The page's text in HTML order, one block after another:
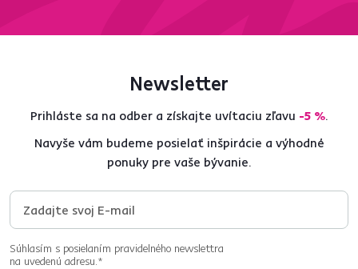
Newsletter
Prihláste sa na odber a získajte uvítaciu zľavu -5 %.
Navyše vám budeme posielať inšpirácie a výhodné
ponuky pre vaše bývanie.
Súhlasím s posielaním pravidelného newslettra
na uvedenú adresu.*